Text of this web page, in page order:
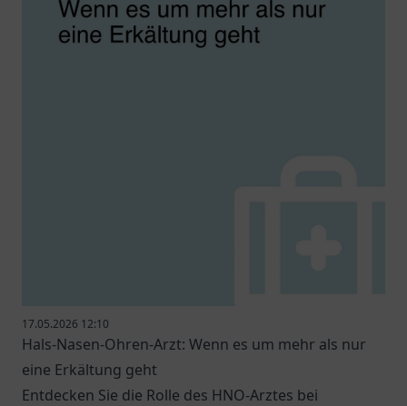
17.05.2026 12:10
Hals-Nasen-Ohren-Arzt: Wenn es um mehr als nur
eine Erkältung geht
Entdecken Sie die Rolle des HNO-Arztes bei